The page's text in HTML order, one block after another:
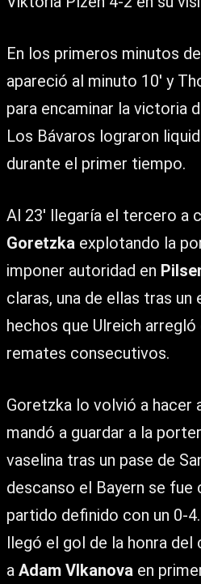
En los primeros minutos
apareció al minuto 10′ y
para encaminar la victoria
Los Bávaros lograron
durante el primer tiempo.
Al 23′ llegaría el tercero a
Goretzka explotando la
imponer autoridad en
claras, una de ellas tras
hechos que Ulreich
remates consecutivos.
Goretzka lo volvió a hacer
mandó a guardar a la
vaselina tras un pase de
descanso el Bayern se fue
partido definido con un 0-
llegó el gol de la honra
a Adam Vlkanova en